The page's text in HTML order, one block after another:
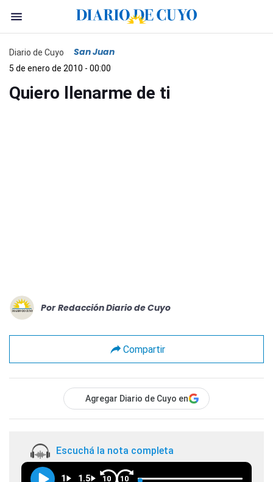
Diario de Cuyo San Juan
5 de enero de 2010 - 00:00
Quiero llenarme de ti
Por Redacción Diario de Cuyo
Compartir
Agregar Diario de Cuyo en
Escuchá la nota completa
1 1.5 10 10